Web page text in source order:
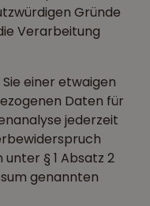
Gründe
Verarbeitung
einer etwaigen
Daten für
jederzeit
§ 1 Absatz 2
genannten